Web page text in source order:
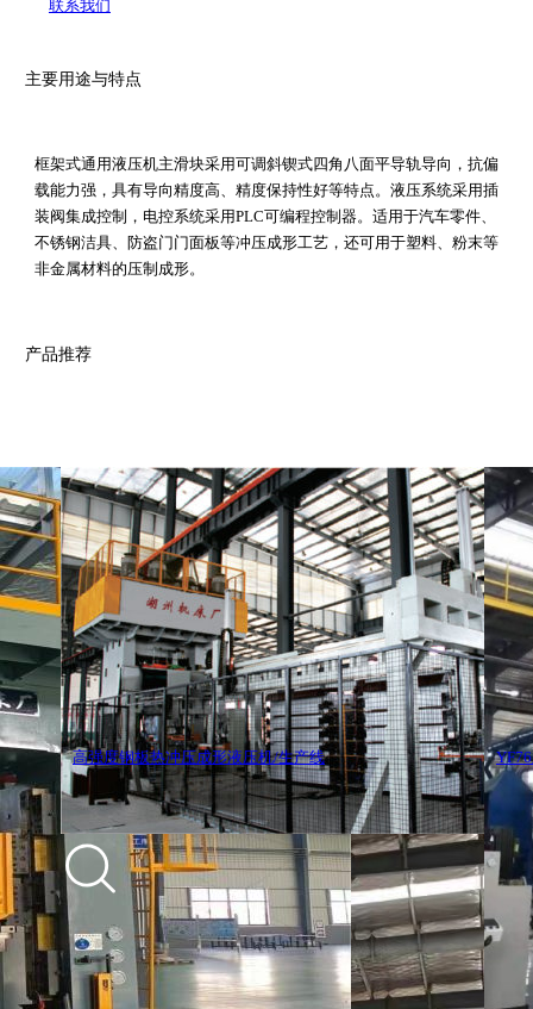
联系我们
主要用途与特点
框架式通用液压机主滑块采用可调斜锲式四角八面平导轨导向，抗偏
载能力强，具有导向精度高、精度保持性好等特点。液压系统采用插
装阀集成控制，电控系统采用PLC可编程控制器。适用于汽车零件、
不锈钢洁具、防盗门门面板等冲压成形工艺，还可用于塑料、粉末等
非金属材料的压制成形。
产品推荐
YF76系列耐火砖压制成形液压机 铝
销售热线：+86-572-2129580